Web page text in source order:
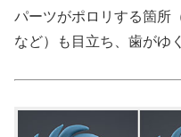
パーツがポロリする箇所
など）も目立ち、歯がゆ